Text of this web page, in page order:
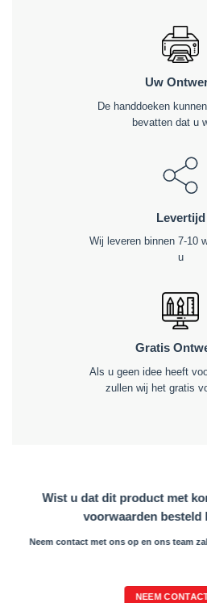
Uw
De handdoeken
bevatten dat u
Levertijd
Wij leveren binnen 7-10
u
Gratis
Als u geen idee heeft
zullen wij het gratis
Wist u dat dit product met
voorwaarden besteld
Neem contact met ons op en ons team
NEEM